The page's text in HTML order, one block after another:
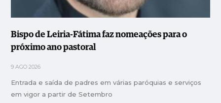
Bispo de Leiria-Fátima faz nomeações para o
próximo ano pastoral
9 AGO 2026
Entrada e saída de padres em várias paróquias e serviços
em vigor a partir de Setembro